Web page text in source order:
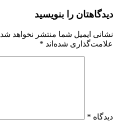
دیدگاهتان را بنویسید
نشانی ایمیل شما منتشر نخواهد
علامت‌گذاری شده‌اند *
دیدگاه *